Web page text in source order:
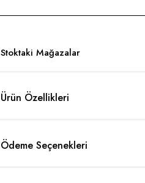
Stoktaki Mağazalar
Ürün Özellikleri
Ödeme Seçenekleri